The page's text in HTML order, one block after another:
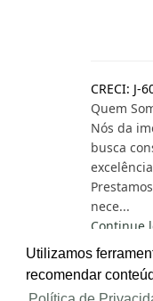
Utilizamos
recomendar
CRECI: J-
Quem
Nós da
busca
nece...
Continue